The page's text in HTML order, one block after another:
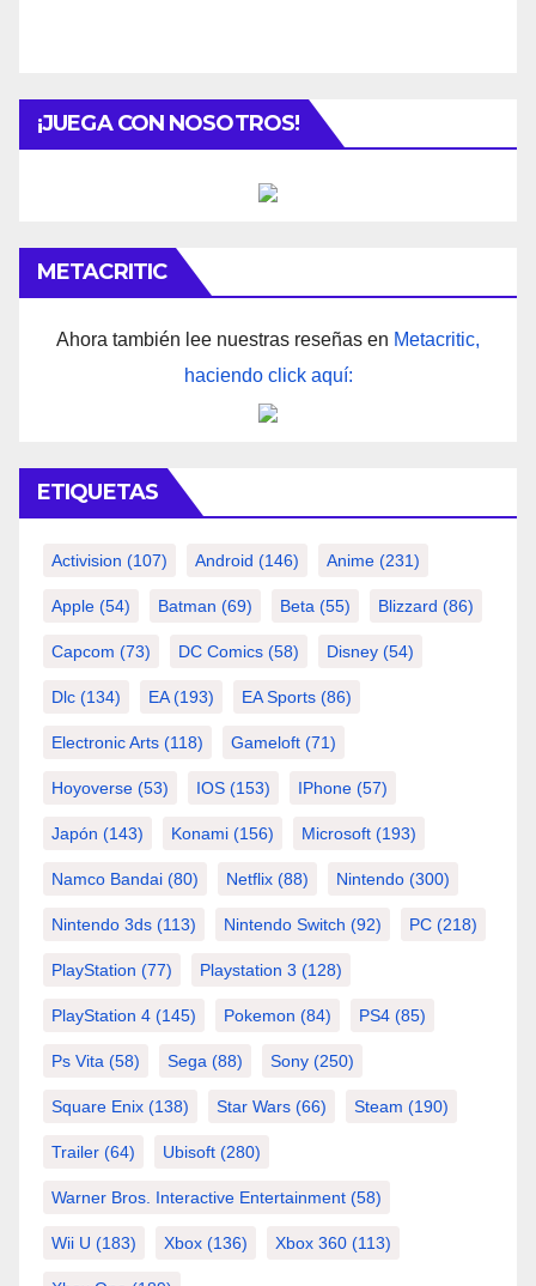
¡JUEGA CON NOSOTROS!
METACRITIC
Ahora también lee nuestras reseñas en Metacritic,
haciendo click aquí:
ETIQUETAS
Activision (107) Android (146) Anime (231)
Apple (54) Batman (69) Beta (55) Blizzard (86)
Capcom (73) DC Comics (58) Disney (54)
Dlc (134) EA(193) EA Sports (86)
Electronic Arts (118) Gameloft (71)
Hoyoverse (53) IOS (153) IPhone (57)
Japón (143) Konami (156) Microsoft (193)
Namco Bandai (80) Netflix (88) Nintendo (300)
Nintendo 3ds (113) Nintendo Switch (92) PC (218)
PlayStation (77) Playstation 3 (128)
PlayStation 4 (145) Pokemon (84) PS4 (85)
Ps Vita (58) Sega (88) Sony (250)
Square Enix (138) Star Wars (66) Steam (190)
Trailer (64) Ubisoft (280)
Warner Bros. Interactive Entertainment (58)
Wii U (183) Xbox (136) Xbox 360 (113)